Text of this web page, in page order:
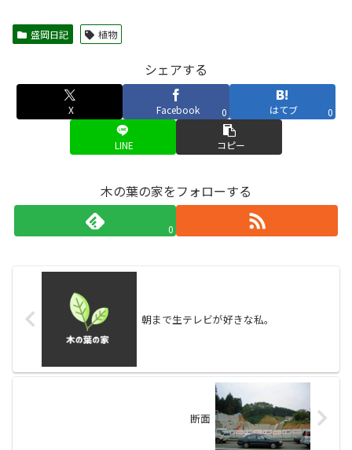
盛岡日記 植物
シェアする
X Facebook 0 はてブ 0
LINE コピー
木の葉の家をフォローする
0
朝まで生テレビが好きな私。
断面